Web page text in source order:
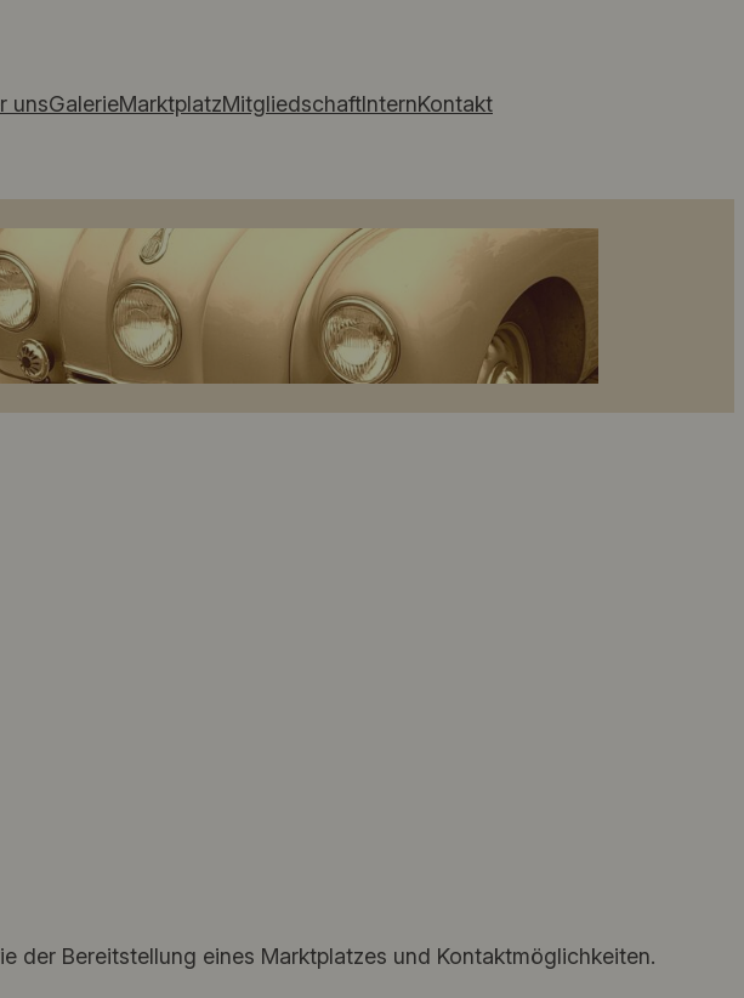
unsGalerieMarktplatzMitgliedschaftInternKontakt
der Bereitstellung eines Marktplatzes und Kontaktmöglichkeiten.